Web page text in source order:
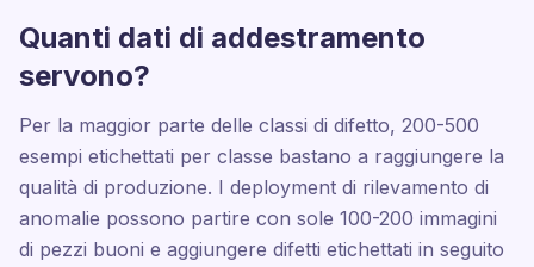
Quanti dati di addestramento
servono?
Per la maggior parte delle classi di difetto, 200-500
esempi etichettati per classe bastano a raggiungere la
qualità di produzione. I deployment di rilevamento di
anomalie possono partire con sole 100-200 immagini
di pezzi buoni e aggiungere difetti etichettati in seguito